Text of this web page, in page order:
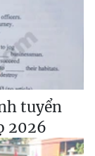
tuyển
2026